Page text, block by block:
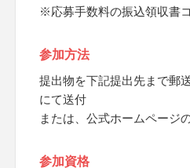
※応募手数料の振込領収書
参加方法
提出物を下記提出先まで郵
にて送付
または、公式ホームページ
参加資格